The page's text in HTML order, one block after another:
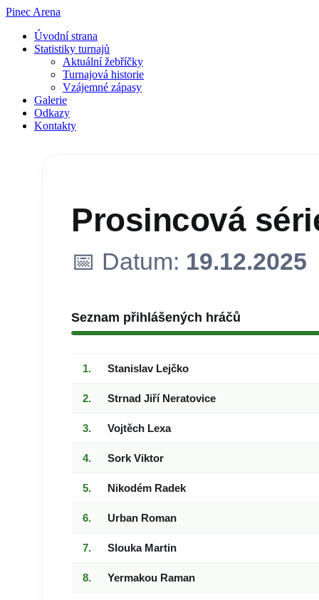
Pinec Arena
Úvodní strana
Statistiky turnajů
Aktuální žebříčky
Turnajová historie
Vzájemné zápasy
Galerie
Odkazy
Kontakty
Prosincová
📅 Datum: 19.12.2025
Seznam přihlášených hráčů
Stanislav Lejčko
Strnad Jiří Neratovice
Vojtěch Lexa
Sork Viktor
Nikodém Radek
Urban Roman
Slouka Martin
Yermakou Raman